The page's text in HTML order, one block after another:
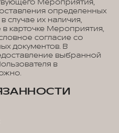
Мероприятия,
определенных
случае их наличия,
карточке Мероприятия,
согласие со
документов. В
выбранной
в